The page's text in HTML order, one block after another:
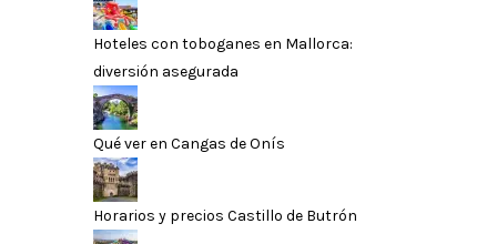
Hoteles con toboganes en Mallorca:
diversión asegurada
Qué ver en Cangas de Onís
Horarios y precios Castillo de Butrón